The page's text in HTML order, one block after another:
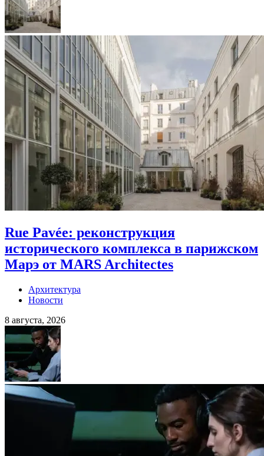
Rue Pavée: реконструкция
исторического комплекса в парижском
Марэ от MARS Architectes
Архитектура
Новости
8 августа, 2026